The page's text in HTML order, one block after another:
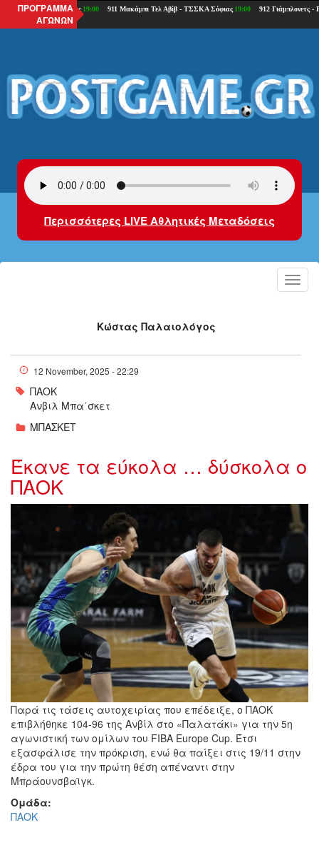
ΠΡΟΓΡΑΜΜΑ
ΑΓΩΝΩΝ
Περισσότερες LIVE Αθλητικές Μεταδόσεις
Κώστας Παλαιολόγος
12 November, 2025 - 22:29
ΠΑΟΚ
Ανβιλ Μπα΄σκετ
ΜΠΑΣΚΕΤ
Έκανε τα εύκολα … δύσκολα ο
ΠΑΟΚ
6732195_220642.jpg
Παρά τις τάσεις αυτοχειρίας που επέδειξε, ο ΠΑΟΚ
επιβλήθηκε 104-96 της Ανβίλ στο «Παλατάκι» για την 5η
αγωνιστική των ομίλων του FIBA Europe Cup. Έτσι
εξασφάλισε την πρόκριση, ενώ θα παίξει στις 19/11 στην
έδρα του για την πρώτη θέση απέναντι στην
Μπράουνσβαϊγκ.
Ομάδα:
ΠΑΟΚ